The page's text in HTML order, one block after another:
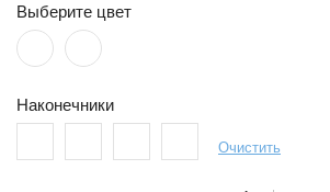
Выберите цвет
Наконечники
Очистить